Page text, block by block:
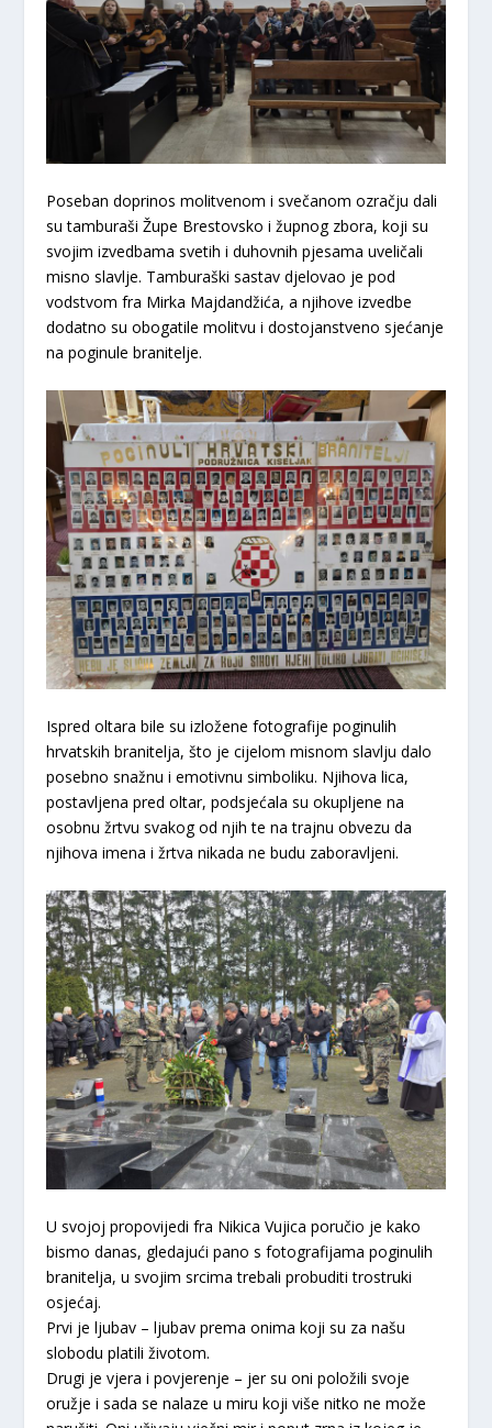
Poseban doprinos molitvenom i svečanom ozračju dali
su tamburaši Župe Brestovsko i župnog zbora, koji su
svojim izvedbama svetih i duhovnih pjesama uveličali
misno slavlje. Tamburaški sastav djelovao je pod
vodstvom fra Mirka Majdandžića, a njihove izvedbe
dodatno su obogatile molitvu i dostojanstveno sjećanje
na poginule branitelje.
Ispred oltara bile su izložene fotografije poginulih
hrvatskih branitelja, što je cijelom misnom slavlju dalo
posebno snažnu i emotivnu simboliku. Njihova lica,
postavljena pred oltar, podsjećala su okupljene na
osobnu žrtvu svakog od njih te na trajnu obvezu da
njihova imena i žrtva nikada ne budu zaboravljeni.
U svojoj propovijedi fra Nikica Vujica poručio je kako
bismo danas, gledajući pano s fotografijama poginulih
branitelja, u svojim srcima trebali probuditi trostruki
osjećaj.
Prvi je ljubav – ljubav prema onima koji su za našu
slobodu platili životom.
Drugi je vjera i povjerenje – jer su oni položili svoje
oružje i sada se nalaze u miru koji više nitko ne može